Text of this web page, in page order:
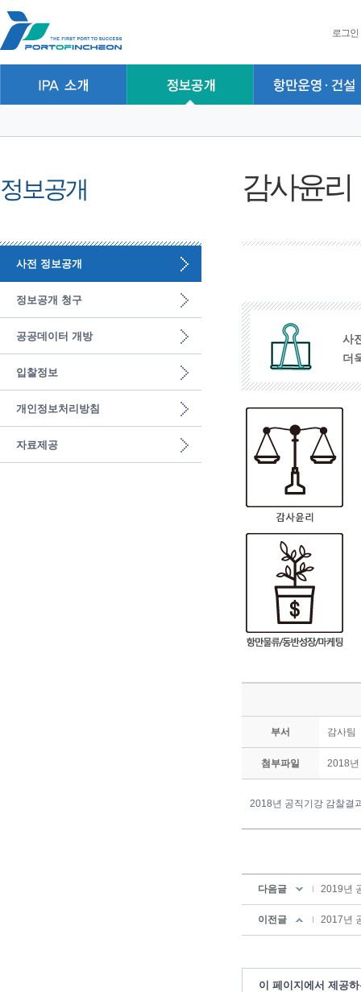
로그인
정보공개
사전 정보공개
정보공개 청구
공공데이터 개방
입찰정보
개인정보처리방침
자료제공
감사윤리
사
더
부서 감사팀
첨부파일 2018
2018년 공직기강 감찰결
다음글 2019년
이전글 2017년
이 페이지에서 제공